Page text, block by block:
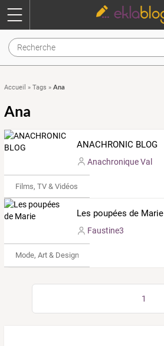
Accueil » Tags » Ana
Ana
ANACHRONIC BLOG
Anachronique Val
Films, TV & Vidéos
Les poupées de Marie
Faustine3
Mode, Art & Design
1